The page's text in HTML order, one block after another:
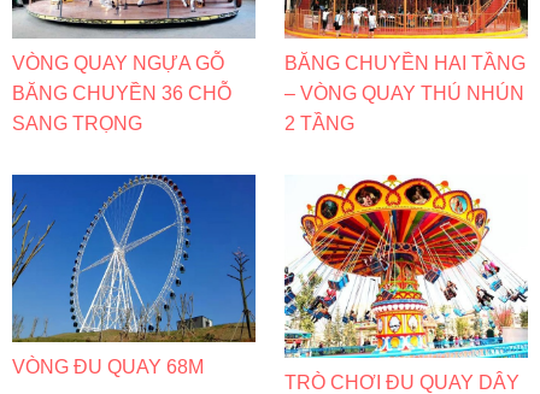
VÒNG QUAY NGỰA GỖ
BĂNG CHUYỀN 36 CHỖ
SANG TRỌNG
BĂNG CHUYỀN HAI TẦNG
– VÒNG QUAY THÚ NHÚN
2 TẦNG
VÒNG ĐU QUAY 68M
TRÒ CHƠI ĐU QUAY DÂY